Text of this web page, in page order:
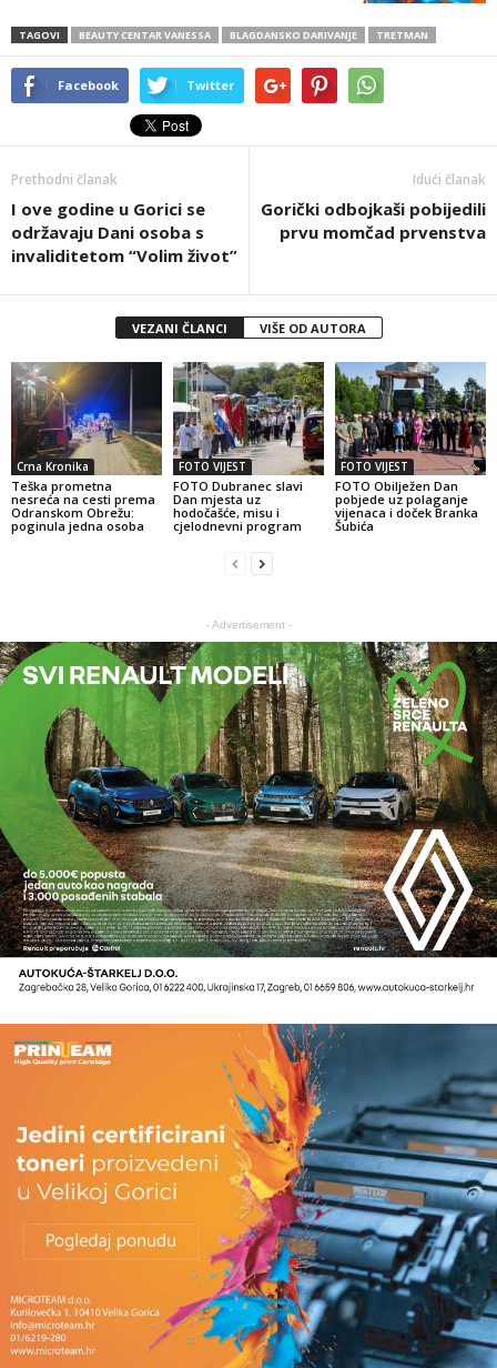
TAGOVI BEAUTY CENTAR VANESSA BLAGDANSKO DARIVANJE TRETMAN
Facebook Twitter
Prethodni članak
I ove godine u Gorici se
održavaju Dani osoba s
invaliditetom “Volim život”
Idući članak
Gorički odbojkaši pobijedili
prvu momčad prvenstva
VEZANI ČLANCI VIŠE OD AUTORA
Crna Kronika
Teška prometna
nesreća na cesti prema
Odranskom Obrežu:
poginula jedna osoba
FOTO VIJEST
FOTO Dubranec slavi
Dan mjesta uz
hodočašće, misu i
cjelodnevni program
FOTO VIJEST
FOTO Obilježen Dan
pobjede uz polaganje
vijenaca i doček Branka
Šubića
- Advertisement -